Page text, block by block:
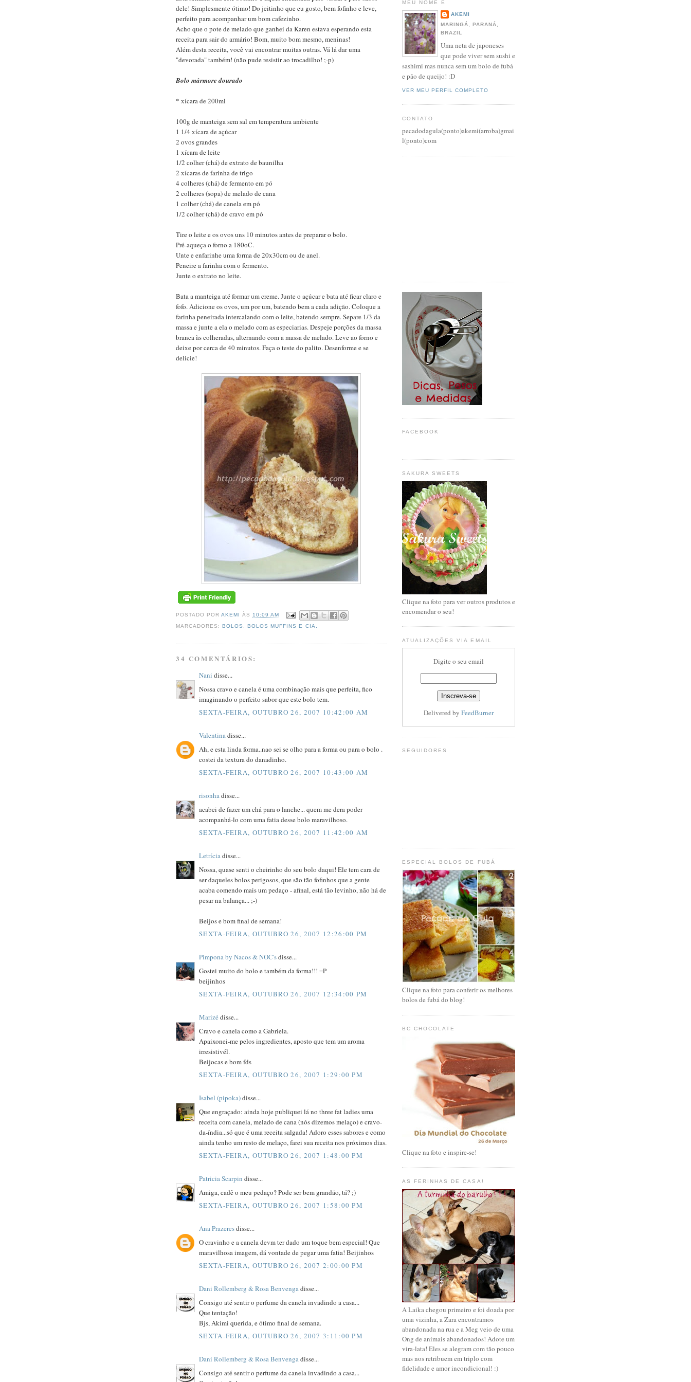
dele! Simplesmente ótimo! Do jeitinho que eu gosto, bem fofinho e leve,
perfeito para acompanhar um bom cafezinho.
Acho que o pote de melado que ganhei da Karen estava esperando esta
receita para sair do armário! Bom, muito bom mesmo, meninas!
Além desta receita, você vai encontrar muitas outras. Vá lá dar uma
"devorada" também! (não pude resistir ao trocadilho! ;-p)
Bolo mármore dourado
* xícara de 200ml
100g de manteiga sem sal em temperatura ambiente
1 1/4 xícara de açúcar
2 ovos grandes
1 xícara de leite
1/2 colher (chá) de extrato de baunilha
2 xícaras de farinha de trigo
4 colheres (chá) de fermento em pó
2 colheres (sopa) de melado de cana
1 colher (chá) de canela em pó
1/2 colher (chá) de cravo em pó
Tire o leite e os ovos uns 10 minutos antes de preparar o bolo.
Pré-aqueça o forno a 180oC.
Unte e enfarinhe uma forma de 20x30cm ou de anel.
Peneire a farinha com o fermento.
Junte o extrato no leite.
Bata a manteiga até formar um creme. Junte o açúcar e bata até ficar claro e
fofo. Adicione os ovos, um por um, batendo bem a cada adição. Coloque a
farinha peneirada intercalando com o leite, batendo sempre. Separe 1/3 da
massa e junte a ela o melado com as especiarias. Despeje porções da massa
branca às colheradas, alternando com a massa de melado. Leve ao forno e
deixe por cerca de 40 minutos. Faça o teste do palito. Desenforme e se
delicie!
POSTADO PORAKEMIÀS 10:09 AM
MARCADORES:BOLOS ,BOLOS MUFFINS E CIA.
34 COMENTÁRIOS:
Nani disse...
Nossa cravo e canela é uma combinação mais que perfeita, fico
imaginando o perfeito sabor que este bolo tem.
SEXTA-FEIRA, OUTUBRO 26, 2007 10:42:00 AM
Valentinadisse...
Ah, e esta linda forma..nao sei se olho para a forma ou para o bolo .
costei da textura do danadinho.
SEXTA-FEIRA, OUTUBRO 26, 2007 10:43:00 AM
risonhadisse...
acabei de fazer um chá para o lanche... quem me dera poder
acompanhá-lo com uma fatia desse bolo maravilhoso.
SEXTA-FEIRA, OUTUBRO 26, 2007 11:42:00 AM
Letríciadisse...
Nossa, quase senti o cheirinho do seu bolo daqui! Ele tem cara de
ser daqueles bolos perigosos, que são tão fofinhos que a gente
acaba comendo mais um pedaço - afinal, está tão levinho, não há de
pesar na balança... ;-)
Beijos e bom final de semana!
SEXTA-FEIRA, OUTUBRO 26, 2007 12:26:00 PM
Pimpona by Nacos & NOC'sdisse...
Gostei muito do bolo e também da forma!!! =P
beijinhos
SEXTA-FEIRA, OUTUBRO 26, 2007 12:34:00 PM
Marizé disse...
Cravo e canela como a Gabriela.
Apaixonei-me pelos ingredientes, aposto que tem um aroma
irresistivél.
Beijocas e bom fds
SEXTA-FEIRA, OUTUBRO 26, 2007 1:29:00 PM
Isabel (pipoka)disse...
Que engraçado: ainda hoje publiquei lá no three fat ladies uma
receita com canela, melado de cana (nós dizemos melaço) e cravo-
da-índia...só que é uma receita salgada! Adoro esses sabores e como
ainda tenho um resto de melaço, farei sua receita nos próximos dias.
SEXTA-FEIRA, OUTUBRO 26, 2007 1:48:00 PM
Patricia Scarpin disse...
Amiga, cadê o meu pedaço? Pode ser bem grandão, tá? ;)
SEXTA-FEIRA, OUTUBRO 26, 2007 1:58:00 PM
Ana Prazeresdisse...
O cravinho e a canela devm ter dado um toque bem especial! Que
maravilhosa imagem, dá vontade de pegar uma fatia! Beijinhos
SEXTA-FEIRA, OUTUBRO 26, 2007 2:00:00 PM
Dani Rollemberg & Rosa Benvengadisse...
Consigo até sentir o perfume da canela invadindo a casa...
Que tentação!
Bjs, Akimi querida, e ótimo final de semana.
SEXTA-FEIRA, OUTUBRO 26, 2007 3:11:00 PM
Dani Rollemberg & Rosa Benvengadisse...
Consigo até sentir o perfume da canela invadindo a casa...
MEU NOME É
AKEMI
MARINGÁ, PARANÁ,
BRAZIL
Uma neta de japoneses
que pode viver sem sushi e
sashimi mas nunca sem um bolo de fubá
e pão de queijo! :D
VER MEU PERFIL COMPLETO
CONTATO
pecadodagula(ponto)akemi(arroba)gmai
l(ponto)com
FACEBOOK
SAKURA SWEETS
Clique na foto para ver outros produtos e
encomendar o seu!
ATUALIZAÇÕES VIA EMAIL
Digite o seu email
Delivered by FeedBurner
SEGUIDORES
ESPECIAL BOLOS DE FUBÁ
Clique na foto para conferir os melhores
bolos de fubá do blog!
BC CHOCOLATE
Clique na foto e inspire-se!
AS FERINHAS DE CASA!
A Laika chegou primeiro e foi doada por
uma vizinha, a Zara encontramos
abandonada na rua e a Meg veio de uma
Ong de animais abandonados! Adote um
vira-lata! Eles se alegram com tão pouco
mas nos retribuem em triplo com
fidelidade e amor incondicional! :)